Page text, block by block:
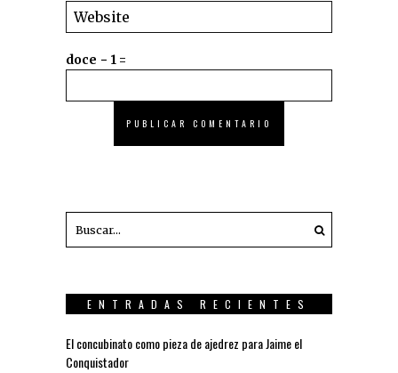
doce − 1 =
ENTRADAS RECIENTES
El concubinato como pieza de ajedrez para Jaime el
Conquistador